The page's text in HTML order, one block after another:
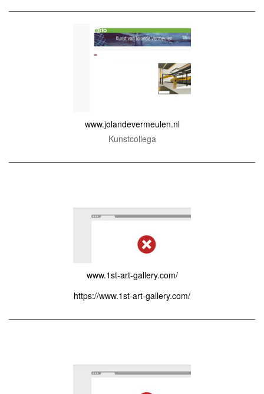
www.jolandevermeulen.nl
Kunstcollega
www.1st-art-gallery.com/
https://www.1st-art-gallery.com/